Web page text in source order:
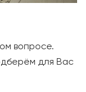
вопросе.
для Вас